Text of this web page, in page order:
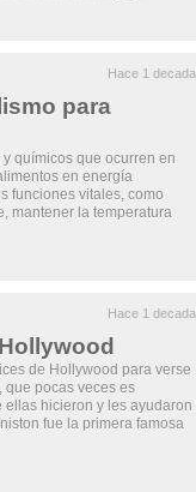
Hace 1 decada
para
químicos que ocurren en
en energía
funciones vitales, como
mantener la temperatura
Hace 1 decada
de Hollywood para verse
que pocas veces es
hicieron y les ayudaron
fue la primera famosa